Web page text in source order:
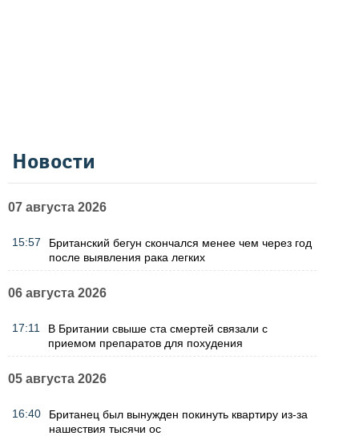
Новости
07 августа 2026
15:57
Британский бегун скончался менее чем через год
после выявления рака легких
06 августа 2026
17:11
В Британии свыше ста смертей связали с
приемом препаратов для похудения
05 августа 2026
16:40
Британец был вынужден покинуть квартиру из-за
нашествия тысячи ос